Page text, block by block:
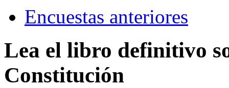
Encuestas anteriores
Lea el libro definitivo
Constitución